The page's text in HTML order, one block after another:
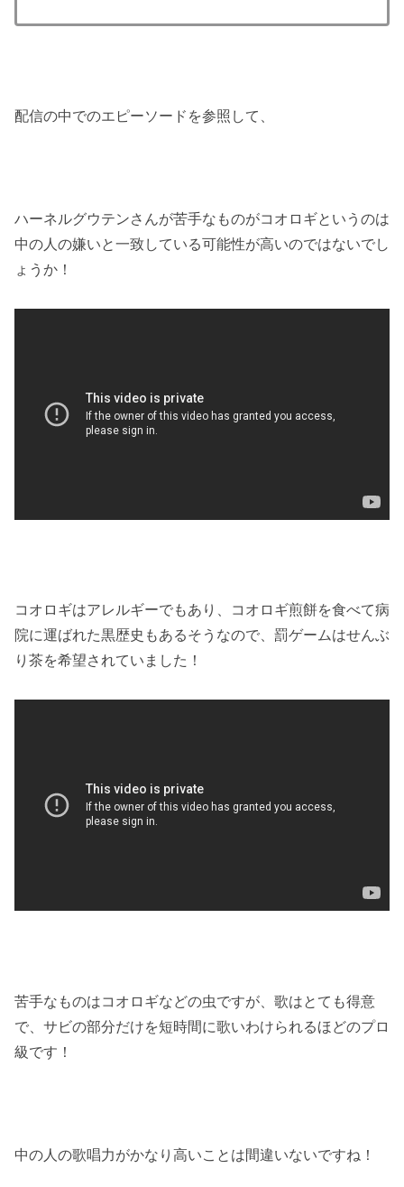
配信の中でのエピーソードを参照して、
ハーネルグウテンさんが苦手なものがコオロギというのは
中の人の嫌いと一致している可能性が高いのではないでし
ょうか！
コオロギはアレルギーでもあり、コオロギ煎餅を食べて病
院に運ばれた黒歴史もあるそうなので、罰ゲームはせんぶ
り茶を希望されていました！
苦手なものはコオロギなどの虫ですが、歌はとても得意
で、サビの部分だけを短時間に歌いわけられるほどのプロ
級です！
中の人の歌唱力がかなり高いことは間違いないですね！